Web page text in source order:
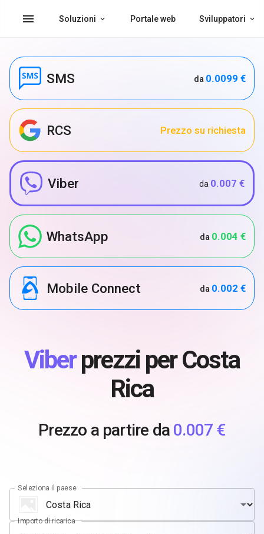
menu Soluzioni Portale web Sviluppatori
SMS da 0.0099 €
RCS Prezzo su richiesta
Viber da 0.007 €
WhatsApp da 0.004 €
Mobile Connect da 0.002 €
Viberprezzi per Costa
Rica
Prezzo a partire da 0.007 €
Seleziona il paese
Importo di ricarica